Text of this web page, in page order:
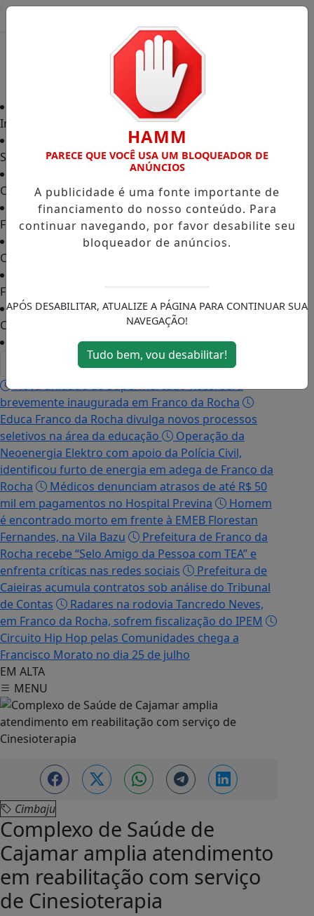
Início
Sobre Nós
Colunas
Franco da Rocha
Caieiras
Francisco Morato
Cimbaju
Nova unidade do Supermercado Rossi será
brevemente inaugurada em Franco da Rocha
Educa Franco da Rocha divulga novos processos
seletivos na área da educação
Operação da
Neoenergia Elektro com apoio da Polícia Civil,
identificou furto de energia em adega de Franco da
Rocha
Médicos denunciam atrasos de até R$ 50
mil em pagamentos no Hospital Previna
Homem
é encontrado morto em frente à EMEB Florestan
Fernandes, na Vila Bazu
Prefeitura de Franco da
Rocha recebe “Selo Amigo da Pessoa com TEA” e
enfrenta críticas nas redes sociais
Prefeitura de
Caieiras acumula contratos sob análise do Tribunal
de Contas
Radares na rodovia Tancredo Neves,
em Franco da Rocha, sofrem fiscalização do IPEM
Circuito Hip Hop pelas Comunidades chega a
Francisco Morato no dia 25 de julho
EM ALTA
MENU
Cimbaju
Complexo de Saúde de
Cajamar amplia atendimento
em reabilitação com serviço
de Cinesioterapia
HAMM
PARECE QUE VOCÊ USA UM BLOQUEADOR DE
ANÚNCIOS
A publicidade é uma fonte importante de
financiamento do nosso conteúdo. Para
continuar navegando, por favor desabilite seu
bloqueador de anúncios.
APÓS DESABILITAR, ATUALIZE A PÁGINA PARA CONTINUAR SUA
NAVEGAÇÃO!
Tudo bem, vou desabilitar!